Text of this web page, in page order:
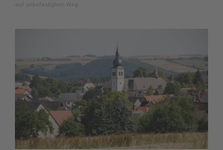
auf unbefestigtem Weg.